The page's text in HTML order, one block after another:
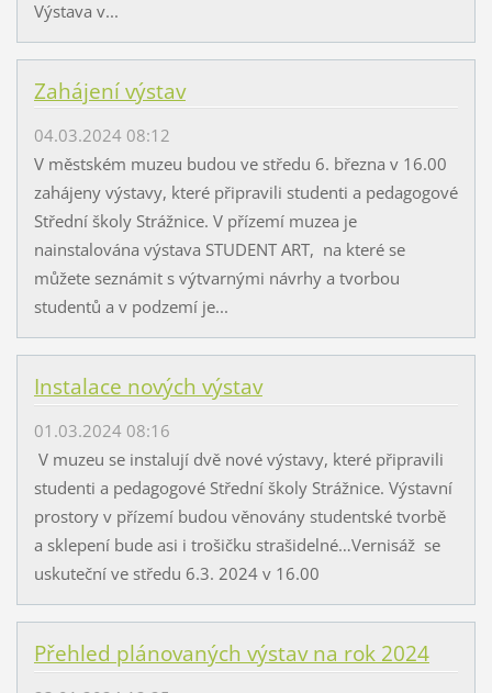
Výstava v...
Zahájení výstav
04.03.2024 08:12
V městském muzeu budou ve středu 6. března v 16.00
zahájeny výstavy, které připravili studenti a pedagogové
Střední školy Strážnice. V přízemí muzea je
nainstalována výstava STUDENT ART, na které se
můžete seznámit s výtvarnými návrhy a tvorbou
studentů a v podzemí je...
Instalace nových výstav
01.03.2024 08:16
V muzeu se instalují dvě nové výstavy, které připravili
studenti a pedagogové Střední školy Strážnice. Výstavní
prostory v přízemí budou věnovány studentské tvorbě
a sklepení bude asi i trošičku strašidelné…Vernisáž se
uskuteční ve středu 6.3. 2024 v 16.00
Přehled plánovaných výstav na rok 2024